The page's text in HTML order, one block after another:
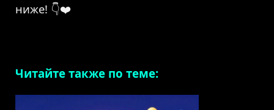
ниже! 👇❤️
Читайте также по теме: